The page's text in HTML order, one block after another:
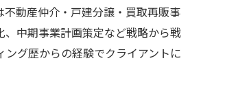
動産仲介・戸建分譲・買取再販事
中期事業計画策定など戦略から戦
グ歴からの経験でクライアントに